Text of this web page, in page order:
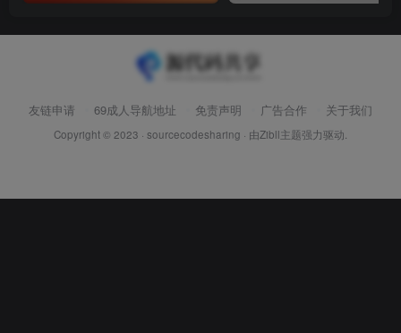
友链申请 69成人导航地址 免责声明 广告合作 关于我们
Copyright © 2023 · sourcecodesharing · 由Zibll主题强力驱动.